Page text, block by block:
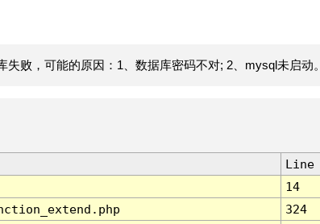
失败，可能的原因：1、数据库密码不对; 2、mysql未启动。
Line
14
324